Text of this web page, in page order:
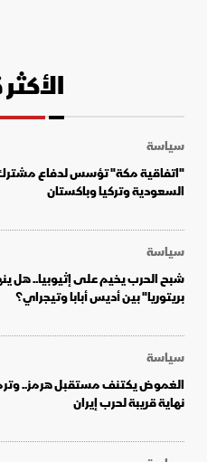
سياسة
"اتفاقية مكة" تؤسس لدفاع
السعودية وتركيا وباكستان
سياسة
شبح الحرب يخيم على إثيوبيا.. هل
بريتوريا" بين أديس أبابا وتيجراي؟
سياسة
الغموض يكتنف مستقبل هرمز..
نهاية قريبة لحرب إيران